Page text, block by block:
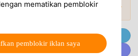
your usage status and model-
Oda / Shueisha / Fuji TV / Toei
Namco Entertainment Inc.This
with the official permission of the
(TM)" of CRI Middleware Co., Ltd. is
Mod APK paling
Mod Populer →
di Telegram channel
di komunitas Discord
mematikan pemblokir
pemblokir iklan saya